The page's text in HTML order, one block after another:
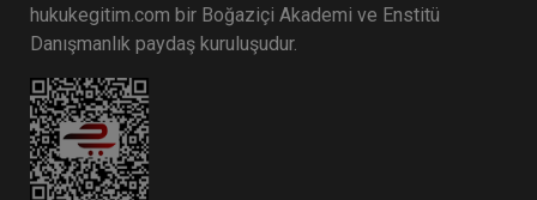
hukukegitim.com bir Boğaziçi Akademi ve Enstitü
Danışmanlık paydaş kuruluşudur.